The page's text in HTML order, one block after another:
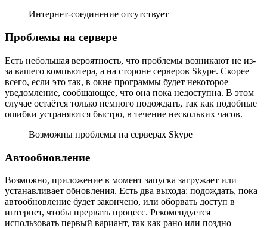
Интернет-соединение отсутствует
Проблемы на сервере
Есть небольшая вероятность, что проблемы возникают не из-
за вашего компьютера, а на стороне серверов Skype. Скорее
всего, если это так, в окне программы будет некоторое
уведомление, сообщающее, что она пока недоступна. В этом
случае остаётся только немного подождать, так как подобные
ошибки устраняются быстро, в течение нескольких часов.
Возможны проблемы на серверах Skype
Автообновление
Возможно, приложение в момент запуска загружает или
устанавливает обновления. Есть два выхода: подождать, пока
автообновление будет закончено, или оборвать доступ в
интернет, чтобы прервать процесс. Рекомендуется
использовать первый вариант, так как рано или поздно